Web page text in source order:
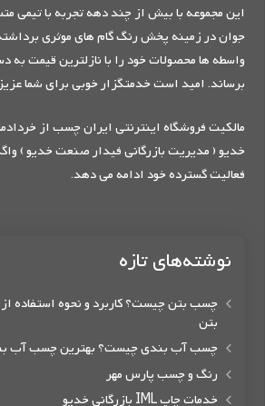
این مجموعه با بیش از چند دهه تجربه با
جوان در زمینه پخش رنگ گام های موثری
واسطه ها محصولات خود را با نازلترین قیمت
برساند. امید است خدمتگزار خوبی برای شما
خدیو ( مدیریت بازرگانی فیدار صنعت خدیو )
فعالیت گسترده خود ادامه می دهد.
نوشته‌های تازه
چسب بتن چیست؟ کاربرد و نحوه استفاده
بتن
چسب آب بندی چیست؟ بهترین چسب آب
رنگ و چسب پارس مهر
خدمات چاپ IML بازرگانی خدیو